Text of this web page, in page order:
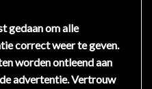
gedaan om alle
correct weer te geven.
worden ontleend aan
advertentie. Vertrouw